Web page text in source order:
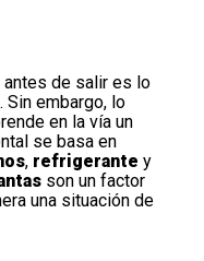
antes de salir es lo
Sin embargo, lo
en la vía un
se basa en
, refrigerante y
son un factor
una situación de